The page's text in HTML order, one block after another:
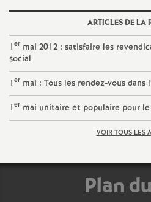
ARTICLES DE LA
1er mai 2012 : satisfaire les
social
1er mai : Tous les rendez-vous dans
1er mai unitaire et populaire pour
VOIR TOUS LES
Plan